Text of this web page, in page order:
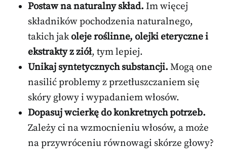
Postaw na naturalny skład. Im więcej
składników pochodzenia naturalnego,
takich jakoleje roślinne, olejki eteryczne i
ekstrakty z ziół, tym lepiej.
Unikaj syntetycznych substancji. Mogą one
nasilić problemy z przetłuszczaniem się
skóry głowy i wypadaniem włosów.
Dopasuj wcierkę do konkretnych potrzeb.
Zależy ci na wzmocnieniu włosów, a może
na przywróceniu równowagi skórze głowy?